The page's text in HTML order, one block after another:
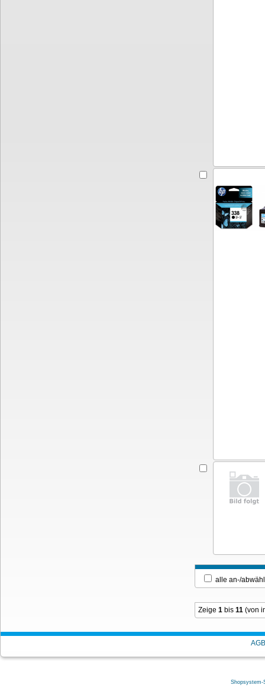
alle an-/
Zeige 1 bis 11 (von
AGB
Shopsystem-